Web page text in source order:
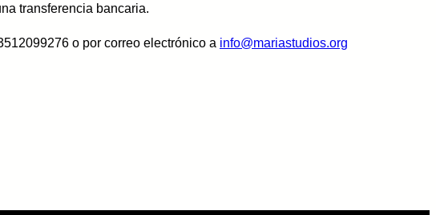
transferencia bancaria.
o por correo electrónico a info@mariastudios.org